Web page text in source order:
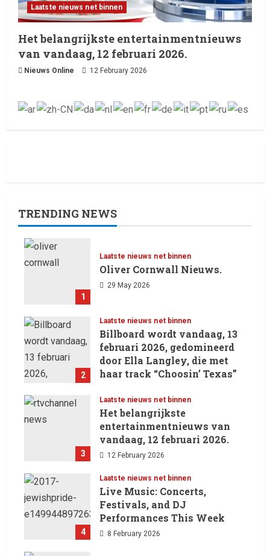
Laatste nieuws net binnen
Het belangrijkste entertainmentnieuws
van vandaag, 12 februari 2026.
Nieuws Online 12 February 2026
TRENDING NEWS
1
Laatste nieuws net binnen
Oliver Cornwall Nieuws.
29 May 2026
2
Laatste nieuws net binnen
Billboard wordt vandaag, 13
februari 2026, gedomineerd
door Ella Langley, die met
haar track “Choosin’ Texas”
in de Hot 100 heeft behaald.
13 February 2026
3
Laatste nieuws net binnen
Het belangrijkste
entertainmentnieuws van
vandaag, 12 februari 2026.
12 February 2026
4
Laatste nieuws net binnen
Live Music: Concerts,
Festivals, and DJ
Performances This Week
8 February 2026